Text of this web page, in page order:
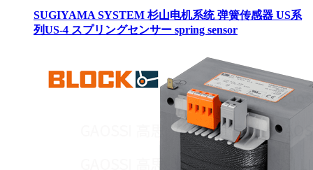
SUGIYAMA SYSTEM 杉山电机系统 弹簧传感器 US系
列US-4 スプリングセンサー spring sensor